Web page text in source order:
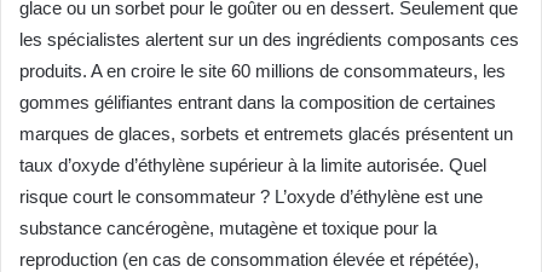
glace ou un sorbet pour le goûter ou en dessert. Seulement que
les spécialistes alertent sur un des ingrédients composants ces
produits. A en croire le site 60 millions de consommateurs, les
gommes gélifiantes entrant dans la composition de certaines
marques de glaces, sorbets et entremets glacés présentent un
taux d’oxyde d’éthylène supérieur à la limite autorisée. Quel
risque court le consommateur ? L’oxyde d’éthylène est une
substance cancérogène, mutagène et toxique pour la
reproduction (en cas de consommation élevée et répétée),